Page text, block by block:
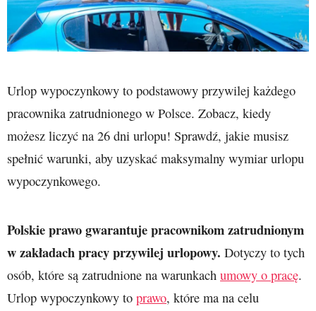
Urlop wypoczynkowy to podstawowy przywilej każdego
pracownika zatrudnionego w Polsce. Zobacz, kiedy
możesz liczyć na 26 dni urlopu! Sprawdź, jakie musisz
spełnić warunki, aby uzyskać maksymalny wymiar urlopu
wypoczynkowego.
Polskie prawo gwarantuje pracownikom zatrudnionym
w zakładach pracy przywilej urlopowy. Dotyczy to tych
osób, które są zatrudnione na warunkach umowy o pracę.
Urlop wypoczynkowy to prawo, które ma na celu